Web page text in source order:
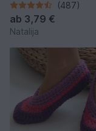
(487)
ab 3,79 €
Natalija